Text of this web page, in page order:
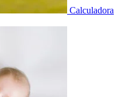
Calculadora